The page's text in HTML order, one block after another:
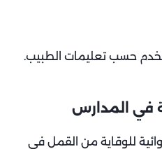
حسب تعليمات الطبيب.
في المدارس
للوقاية من القمل في